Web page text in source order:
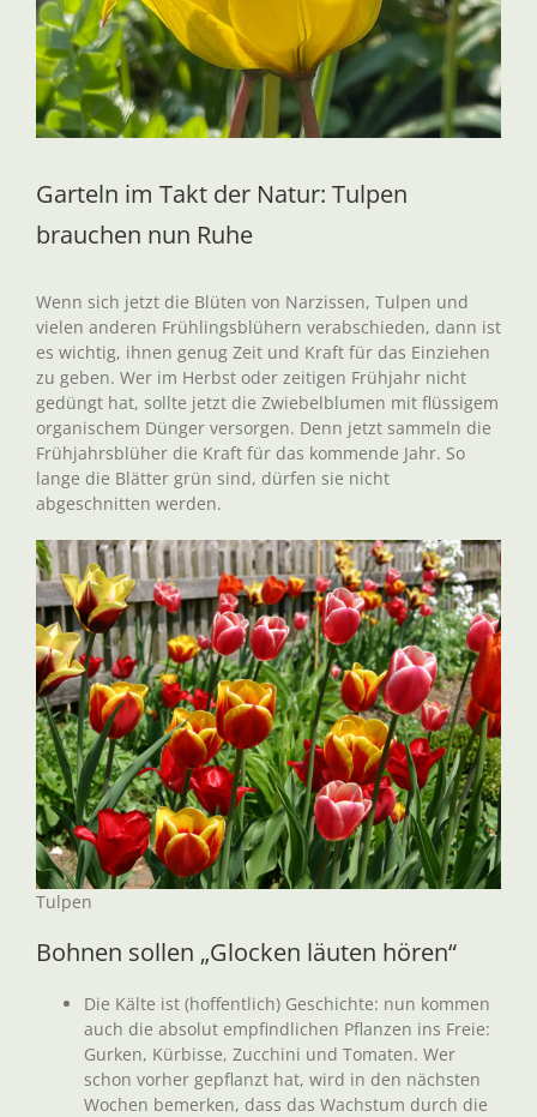
Garteln im Takt der Natur: Tulpen
brauchen nun Ruhe
Wenn sich jetzt die Blüten von Narzissen, Tulpen und
vielen anderen Frühlingsblühern verabschieden, dann ist
es wichtig, ihnen genug Zeit und Kraft für das Einziehen
zu geben. Wer im Herbst oder zeitigen Frühjahr nicht
gedüngt hat, sollte jetzt die Zwiebelblumen mit flüssigem
organischem Dünger versorgen. Denn jetzt sammeln die
Frühjahrsblüher die Kraft für das kommende Jahr. So
lange die Blätter grün sind, dürfen sie nicht
abgeschnitten werden.
Tulpen
Bohnen sollen „Glocken läuten hören“
Die Kälte ist (hoffentlich) Geschichte: nun kommen
auch die absolut empfindlichen Pflanzen ins Freie:
Gurken, Kürbisse, Zucchini und Tomaten. Wer
schon vorher gepflanzt hat, wird in den nächsten
Wochen bemerken, dass das Wachstum durch die